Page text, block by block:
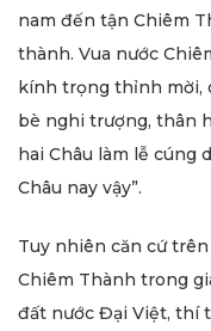
nam đến tận Chiêm
thành. Vua nước
kính trọng thỉnh mời,
bè nghi trượng, thân
hai Châu làm lễ cúng
Châu nay vậy”.
Tuy nhiên căn cứ
Chiêm Thành trong
đất nước Đại Việt, thí